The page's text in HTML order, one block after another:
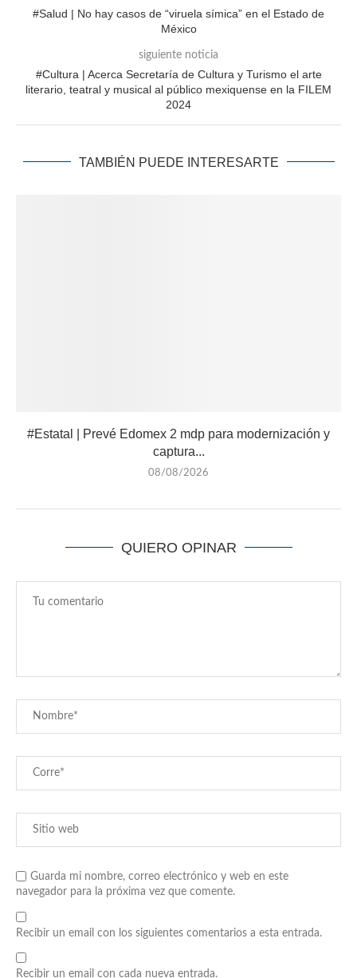
#Salud | No hay casos de “viruela símica” en el Estado de
México
siguiente noticia
#Cultura | Acerca Secretaría de Cultura y Turismo el arte
literario, teatral y musical al público mexiquense en la FILEM
2024
TAMBIÉN PUEDE INTERESARTE
#Estatal | Prevé Edomex 2 mdp para modernización y
captura...
08/08/2026
QUIERO OPINAR
Guarda mi nombre, correo electrónico y web en este
navegador para la próxima vez que comente.
Recibir un email con los siguientes comentarios a esta entrada.
Recibir un email con cada nueva entrada.